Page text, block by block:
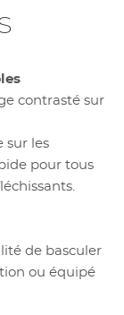
contrasté sur
sur les
pour tous
de basculer
ou équipé